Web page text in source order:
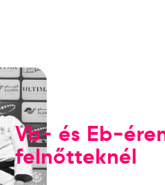
Vb- és Eb-
felnőtteknél